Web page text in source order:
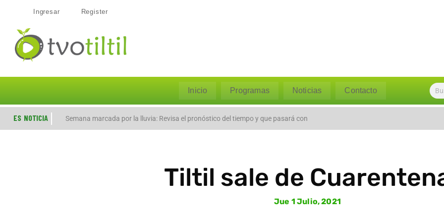
Ingresar Register
Inicio Programas Noticias Contacto
ES NOTICIA Evacúan preventivamente a familias por aumento del caudal del río Polpaico ant
Tiltil sale de
Jue 1 Julio, 2021